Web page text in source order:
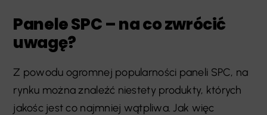
Panele SPC – na co zwrócić
uwagę?
Z powodu ogromnej popularności paneli SPC, na
rynku można znaleźć niestety produkty, których
jakośc jest co najmniej wątpliwa. Jak więc